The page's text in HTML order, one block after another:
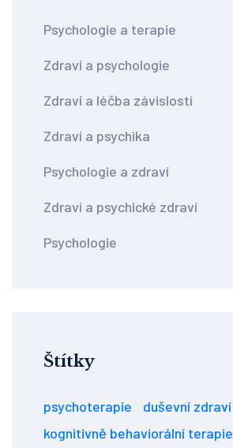
Psychologie a terapie
Zdraví a psychologie
Zdraví a léčba závislostí
Zdraví a psychika
Psychologie a zdraví
Zdraví a psychické zdraví
Psychologie
Štítky
psychoterapie
duševní zdraví
kognitivně behaviorální terapie